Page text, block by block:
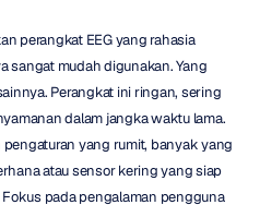
perangkat EEG yang rahasia
sangat mudah digunakan. Yang
Perangkat ini ringan, sering
dalam jangka waktu lama.
yang rumit, banyak yang
atau sensor kering yang siap
pada pengalaman pengguna